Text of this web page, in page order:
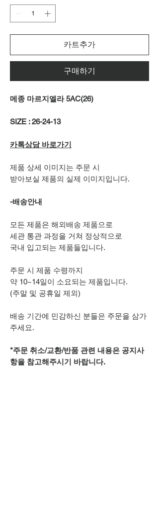
카트추가
구매하기
메종 마르지엘라 5AC(26)
SIZE : 26-24-13
카톡상담 바로가기
제품 상세 이미지는 주문 시
받아보실 제품의 실제 이미지입니다.
-배송안내
모든 제품은 해외배송 제품으로
세관 통관 과정을 거쳐 정상적으로
국내 입고되는 제품들입니다.
주문 시 제품 수령까지
약 10~14일이 소요되는 제품입니다.
(주말 및 공휴일 제외)
배송 기간에 민감하신 분들은 주문을 삼가
주세요.
*주문 취소/교환/반품 관련 내용은 공지사
항을 참고해주시기 바랍니다.